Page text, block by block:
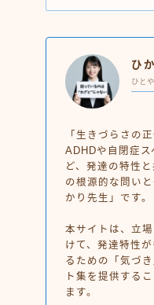
ひ
ひと
「生きづらさの
ADHDや自閉症
ど、発達の特性
の根源的な問い
かり先生」です。
本サイトは、立
けて、発達特性
るための「気づ
ト集を提供する
ます。